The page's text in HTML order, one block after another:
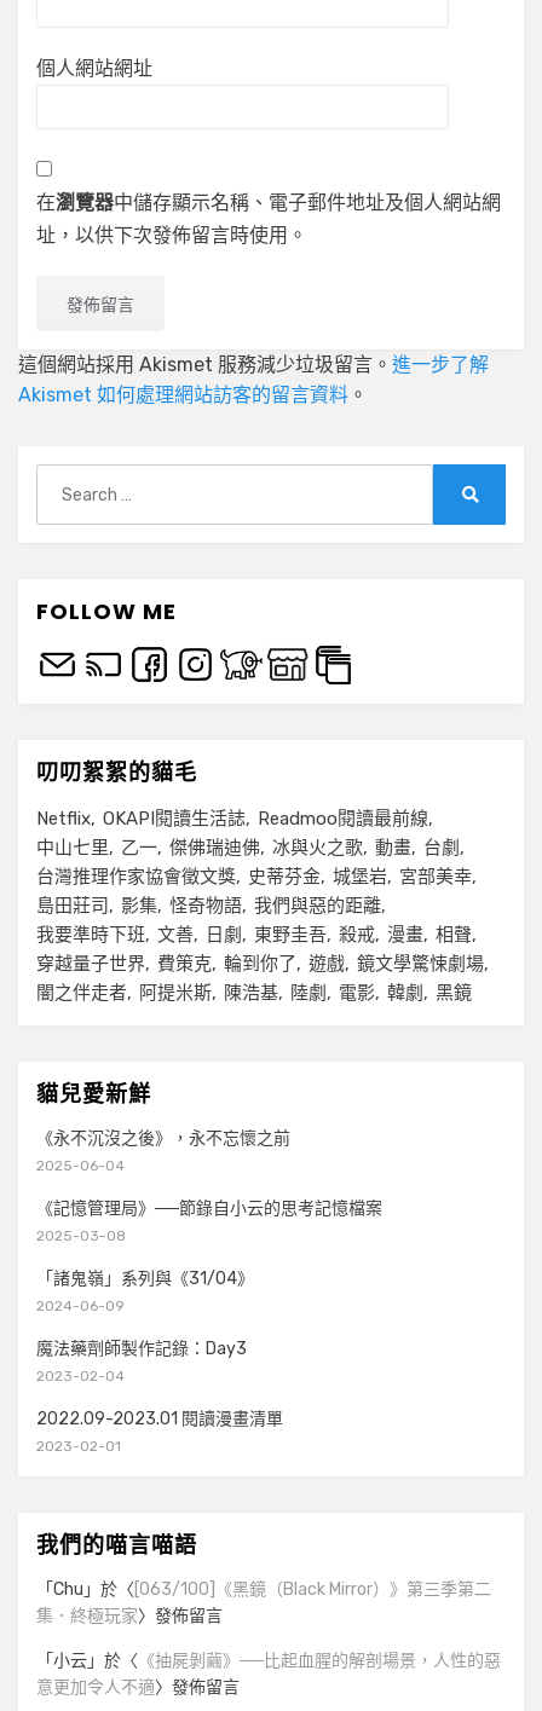
個人網站網址
在瀏覽器中儲存顯示名稱、電子郵件地址及個人網站網
址，以供下次發佈留言時使用。
這個網站採用 Akismet 服務減少垃圾留言。 進一步了解
Akismet 如何處理網站訪客的留言資料 。
for:
FOLLOW ME
叨叨絮絮的貓毛
Netflix OKAPI閱讀生活誌
Readmoo閱讀最前線
中山七里
乙一 傑佛瑞迪佛 冰與火之歌 動畫
台劇
台灣推理作家協會徵文獎
史蒂芬金 城堡岩
宮部美幸
島田莊司
影集 怪奇物語 我們與惡的距離
我要準時下班
文善 日劇 東野圭吾 殺戒 漫畫 相聲
穿越量子世界
費策克 輪到你了 遊戲 鏡文學驚悚劇場
闇之伴走者
阿提米斯 陳浩基 陸劇 電影 韓劇 黑鏡
貓兒愛新鮮
《永不沉沒之後》，永不忘懷之前
2025-06-04
《記憶管理局》──節錄自小云的思考記憶檔案
2025-03-08
「諸鬼嶺」系列與《31/04》
2024-06-09
魔法藥劑師製作記錄：Day3
2023-02-04
2022.09-2023.01 閱讀漫畫清單
2023-02-01
我們的喵言喵語
「Chu 」於〈 [063/100]《黑鏡（Black Mirror）》第三季第二
集．終極玩家〉發佈留言
「小云」於〈 《抽屍剝繭》──比起血腥的解剖場景，人性的惡
意更加令人不適〉發佈留言